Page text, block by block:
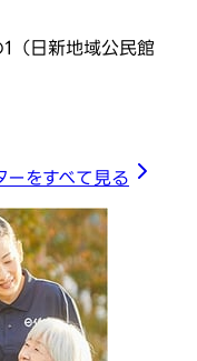
（日新地域公民館
をすべて見る